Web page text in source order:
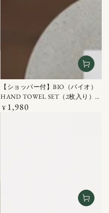
【ショッパー付】BIO（バイオ）
HAND TOWEL SET（2枚入り）ラ
イトグレー / グリーン
定
¥ 1,980